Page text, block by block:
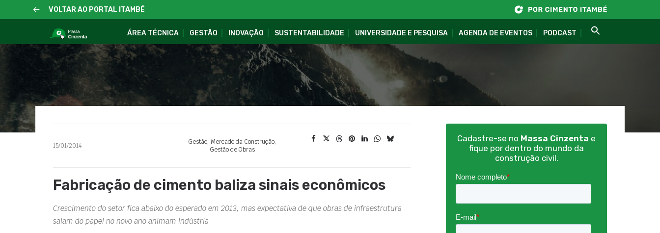
VOLTAR AO PORTAL ITAMBÉ
ÁREA TÉCNICA GESTÃO INOVAÇÃO SUSTENTABILIDADE UNIVERSIDADE E PESQUISA AGENDA DE EVENTOS PODCAST
15/01/2014 Gestão, Mercado da Construção,
Gestão de Obras
Fabricação de cimento baliza sinais econômicos
Crescimento do setor fica abaixo do esperado em 2013, mas expectativa de que obras de infraestrutura
saiam do papel no novo ano animam indústria
Cadastre-se no Massa Cinzenta e
fique por dentro do mundo da
construção civil.